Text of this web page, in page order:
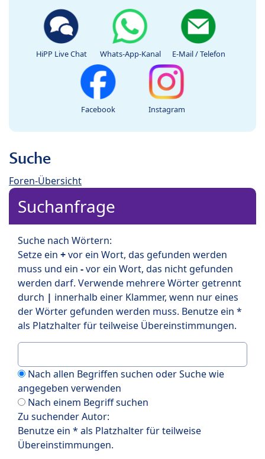
HiPP Live Chat Whats-App-Kanal E-Mail / Telefon
Facebook Instagram
Suche
Foren-Übersicht
Suchanfrage
Suche nach Wörtern:
Setze ein +vor ein Wort, das gefunden werden
muss und ein -vor ein Wort, das nicht gefunden
werden darf. Verwende mehrere Wörter getrennt
durch | innerhalb einer Klammer, wenn nur eines
der Wörter gefunden werden muss. Benutze ein *
als Platzhalter für teilweise Übereinstimmungen.
Nach allen Begriffen suchen oder Suche wie
angegeben verwenden
Nach einem Begriff suchen
Zu suchender Autor:
Benutze ein * als Platzhalter für teilweise
Übereinstimmungen.